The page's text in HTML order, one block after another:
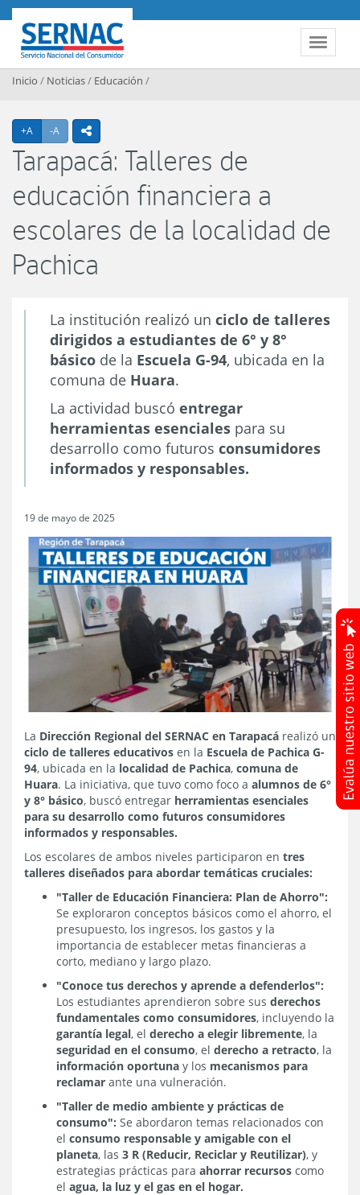
Contenido principal
Toggle
SERNAC
Inicio / Noticias/ Educación /
+A Agrandar texto
-A Achicar textoicono compartir
Tarapacá: Talleres de
educación financiera a
escolares de la localidad de
Pachica
La institución realizó un ciclo de talleres
dirigidos a estudiantes de 6° y 8°
básico de la Escuela G-94, ubicada en la
comuna de Huara.
La actividad buscó entregar
herramientas esenciales para su
desarrollo como futuros consumidores
informados y responsables.
19 de mayo de 2025
La Dirección Regional del SERNAC en Tarapacá realizó un
ciclo de talleres educativos en la Escuela de Pachica G-
94, ubicada en la localidad de Pachica, comuna de
Huara. La iniciativa, que tuvo como foco a alumnos de 6°
y 8° básico, buscó entregar herramientas esenciales
para su desarrollo como futuros consumidores
informados y responsables.
Los escolares de ambos niveles participaron en tres
talleres diseñados para abordar temáticas cruciales:
"Taller de Educación Financiera: Plan de Ahorro":
Se exploraron conceptos básicos como el ahorro, el
presupuesto, los ingresos, los gastos y la
importancia de establecer metas financieras a
corto, mediano y largo plazo.
"Conoce tus derechos y aprende a defenderlos":
Los estudiantes aprendieron sobre sus derechos
fundamentales como consumidores, incluyendo la
garantía legal, el derecho a elegir libremente, la
seguridad en el consumo, el derecho a retracto, la
información oportuna y los mecanismos para
reclamar ante una vulneración.
"Taller de medio ambiente y prácticas de
consumo": Se abordaron temas relacionados con
el consumo responsable y amigable con el
planeta, las 3 R (Reducir, Reciclar y Reutilizar), y
estrategias prácticas para ahorrar recursos como
el agua, la luz y el gas en el hogar.